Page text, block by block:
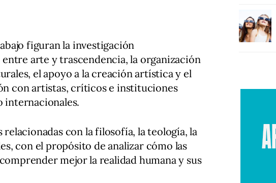
figuran la investigación
arte y trascendencia, la organización
el apoyo a la creación artística y el
con artistas, críticos e instituciones
internacionales.
con la filosofía, la teología, la
con el propósito de analizar cómo las
mejor la realidad humana y sus